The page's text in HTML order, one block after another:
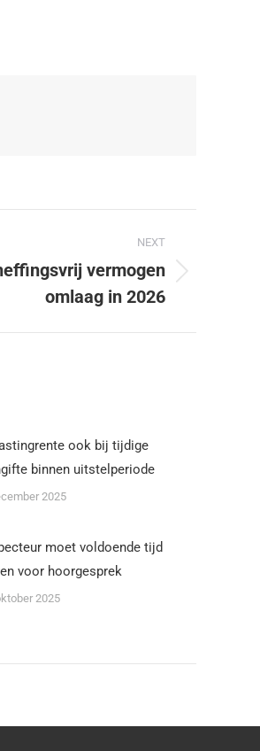
NEXT
vermogen
omlaag in 2026
ook bij tijdige
binnen uitstelperiode
2025
moet voldoende tijd
voor hoorgesprek
2025